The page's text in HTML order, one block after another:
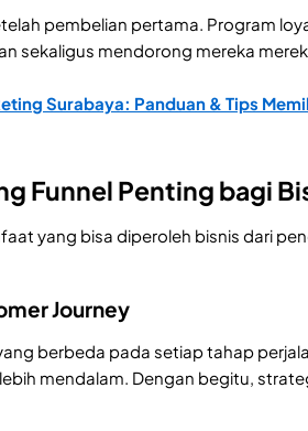
pembelian pertama. Program
sekaligus mendorong mereka
Surabaya: Panduan & Tips
Funnel Penting bagi
yang bisa diperoleh bisnis dari
Journey
berbeda pada setiap tahap
mendalam. Dengan begitu,